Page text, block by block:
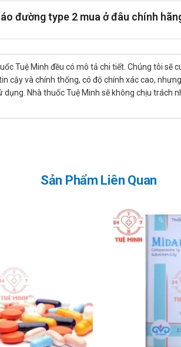
nhiễm toan, tăng ceton hoặc hôn
đối tượng nào?
và đau.
khó chịu ở bụng hoặc có khi ỉa chảy, vì
nhà thuốc
đường type 2 mua ở đâu chính
Tuệ Minh đều có mô tả chi tiết. Chúng tôi
và chính thống, có độ chính xác cao,
Nhà thuốc Tuệ Minh sẽ không chịu
Sản Phẩm Liên Quan